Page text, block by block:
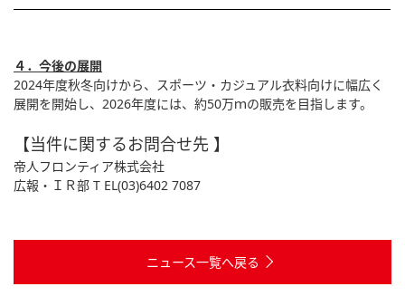
４．今後の展開
2024年度秋冬向けから、スポーツ・カジュアル衣料向けに幅広く
展開を開始し、2026年度には、約50万ｍの販売を目指します。
【当件に関するお問合せ先 】
帝人フロンティア株式会社
広報・ＩＲ部 T EL(03)6402 7087
ニュース一覧へ戻る